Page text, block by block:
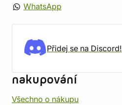
WhatsApp
Přidej se na Discord!
nakupování
Všechno o nákupu